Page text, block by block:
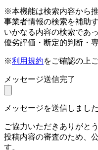
※本機能は検索内容から
事業者情報の検索を補助
いかなる内容の検索であ
優劣評価・断定的判断・
※利用規約をご確認の上
メッセージ送信完了
メッセージを送信しました
ご協力いただきありがと
投稿内容の審査のため、
す。